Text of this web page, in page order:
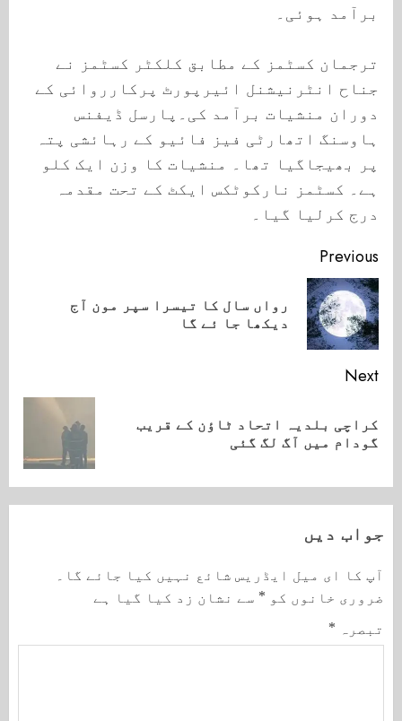
برآمد ہوئی۔
ترجمان کسٹمز کے مطابق کلکٹر کسٹمز نے
جناح انٹرنیشنل ائیرپورٹ پرکارروائی کے
دوران منشیات برآمد کی۔پارسل ڈیفنس
ہاوسنگ اتھارٹی فیز فائیو کے رہائشی پتہ
پر بھیجاگیا تھا۔ منشیات کا وزن ایک کلو
ہے۔ کسٹمز نارکوٹکس ایکٹ کے تحت مقدمہ
درج کرلیا گیا۔
Continue
Reading
Previous
رواں سال کا تیسرا سپر مون آج
دیکھا جا ئے گا
Next
Next
post:
کراچی بلدیہ اتحاد ٹاؤن کے قریب
گودام میں آگ لگ گئی
جواب دیں
آپ کا ای میل ایڈریس شائع نہیں کیا جائے گا۔
ضروری خانوں کو * سے نشان زد کیا گیا ہے
تبصرہ *